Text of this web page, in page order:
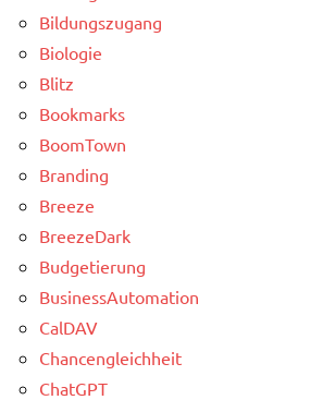
Bildungszugang
Biologie
Blitz
Bookmarks
BoomTown
Branding
Breeze
BreezeDark
Budgetierung
BusinessAutomation
CalDAV
Chancengleichheit
ChatGPT